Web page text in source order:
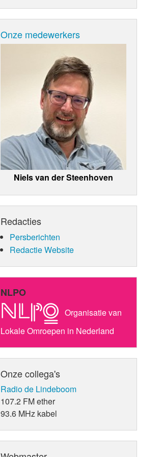
Onze medewerkers
Niels van der Steenhoven
Redacties
Persberichten
Redactie Website
NLPO
Organisatie van
Lokale Omroepen in Nederland
Onze collega's
Radio de Lindeboom
107.2 FM ether
93.6 MHz kabel